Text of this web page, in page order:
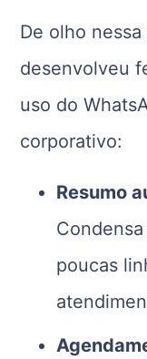
De olho
desenvolveu
uso do
corporativo:
Resumo
poucas